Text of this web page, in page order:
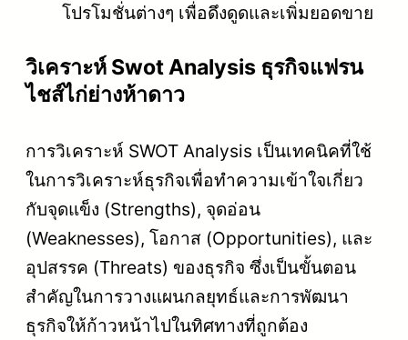
โปรโมชั่นต่างๆ เพื่อดึงดูดและเพิ่มยอดขาย
วิเคราะห์ Swot Analysis ธุรกิจแฟรน
ไชส์ไก่ย่างห้าดาว
การวิเคราะห์ SWOT Analysis เป็นเทคนิคที่ใช้
ในการวิเคราะห์ธุรกิจเพื่อทำความเข้าใจเกี่ยว
กับจุดแข็ง (Strengths), จุดอ่อน
(Weaknesses), โอกาส (Opportunities), และ
อุปสรรค (Threats) ของธุรกิจ ซึ่งเป็นขั้นตอน
สำคัญในการวางแผนกลยุทธ์และการพัฒนา
ธุรกิจให้ก้าวหน้าไปในทิศทางที่ถูกต้อง